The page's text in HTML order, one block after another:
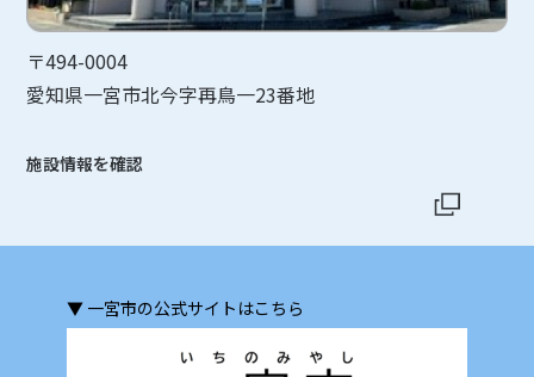
〒494-0004
愛知県一宮市北今字再鳥一23番地
施設情報を確認
▼ 一宮市の公式サイトはこちら